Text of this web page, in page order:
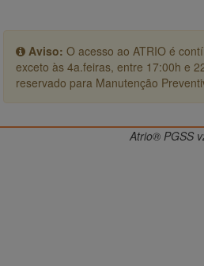
Aviso: O acesso ao ATRIO é
exceto às 4a.feiras, entre 17:00h e
reservado para Manutenção
Atrio® PGSS